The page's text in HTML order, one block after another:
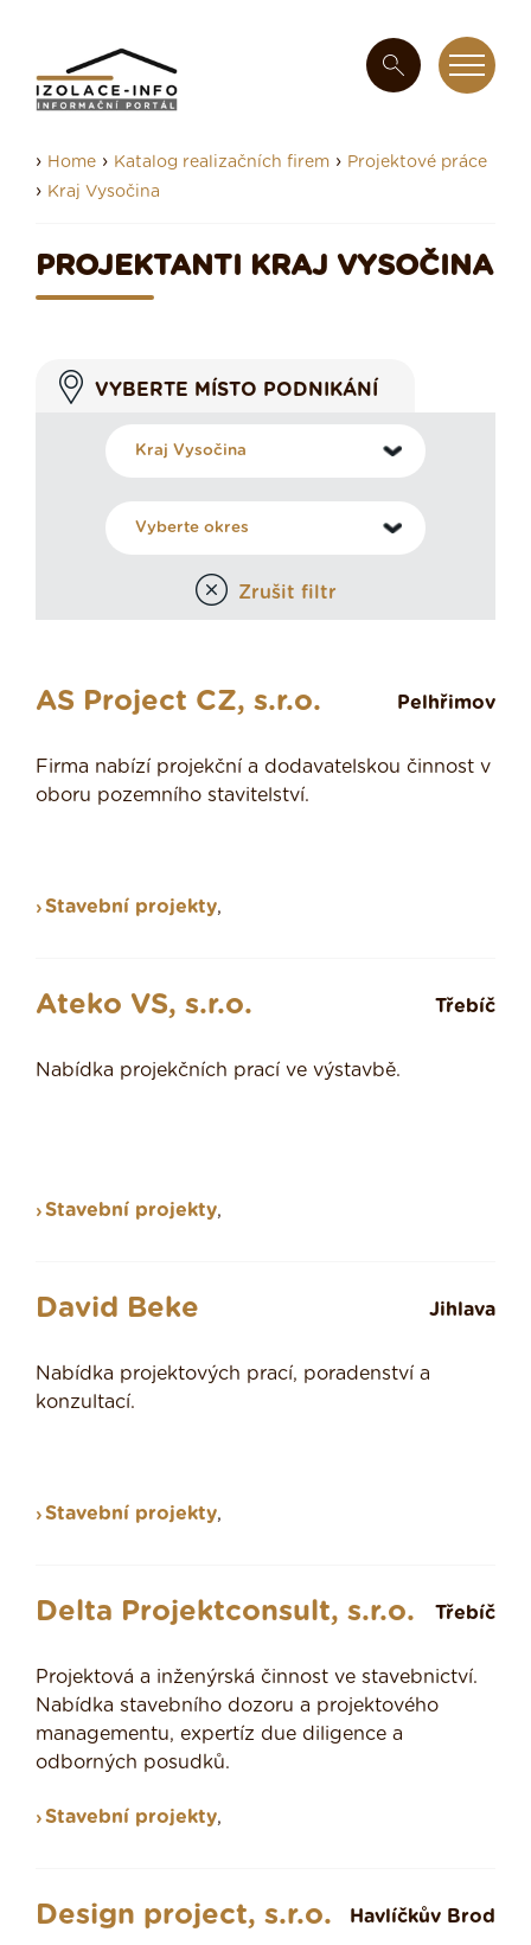
› Home › Katalog realizačních firem › Projektové práce
› Kraj Vysočina
PROJEKTANTI KRAJ VYSOČINA
VYBERTE MÍSTO PODNIKÁNÍ
Zrušit filtr
AS Project CZ, s.r.o. Pelhřimov
Firma nabízí projekční a dodavatelskou činnost v
oboru pozemního stavitelství.
Stavební projekty,
Ateko VS, s.r.o. Třebíč
Nabídka projekčních prací ve výstavbě.
Stavební projekty,
David Beke Jihlava
Nabídka projektových prací, poradenství a
konzultací.
Stavební projekty,
Delta Projektconsult, s.r.o. Třebíč
Projektová a inženýrská činnost ve stavebnictví.
Nabídka stavebního dozoru a projektového
managementu, expertíz due diligence a
odborných posudků.
Stavební projekty,
Design project, s.r.o. Havlíčkův Brod